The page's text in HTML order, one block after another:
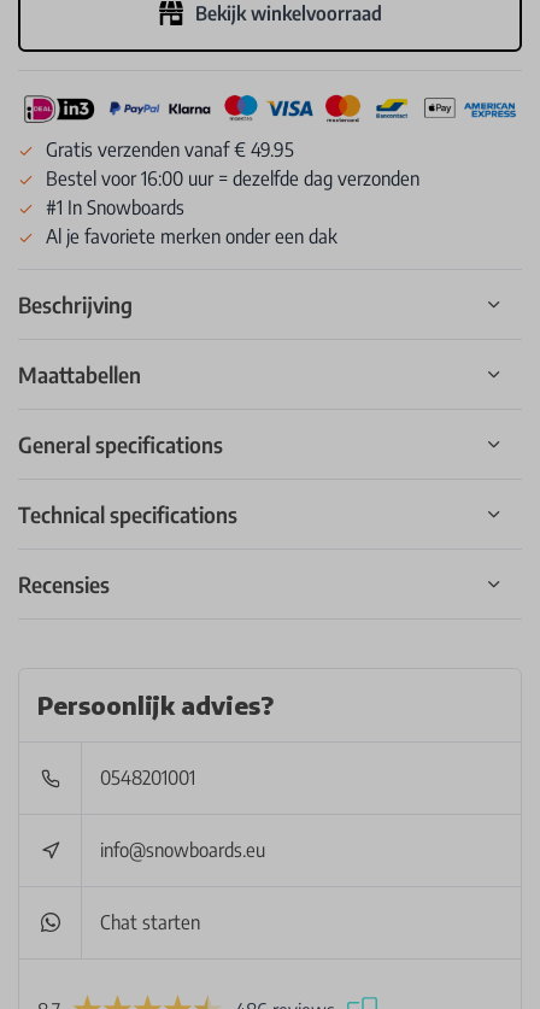
Bekijk winkelvoorraad
Gratis verzenden vanaf € 49.95
Bestel voor 16:00 uur = dezelfde dag verzonden
#1 In Snowboards
Al je favoriete merken onder een dak
Beschrijving
Maattabellen
General specifications
Technical specifications
Recensies
Persoonlijk advies?
0548201001
info@snowboards.eu
Chat starten